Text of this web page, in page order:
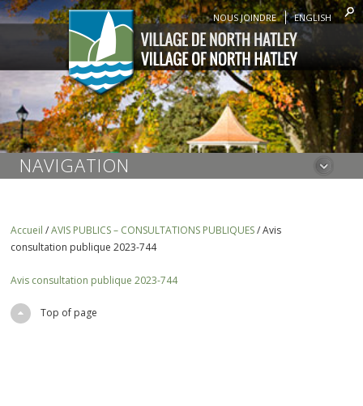
NOUS JOINDRE ENGLISH
NAVIGATION
Accueil /AVIS PUBLICS – CONSULTATIONS PUBLIQUES/Avis
consultation publique 2023-744
Avis consultation publique 2023-744
Top of page